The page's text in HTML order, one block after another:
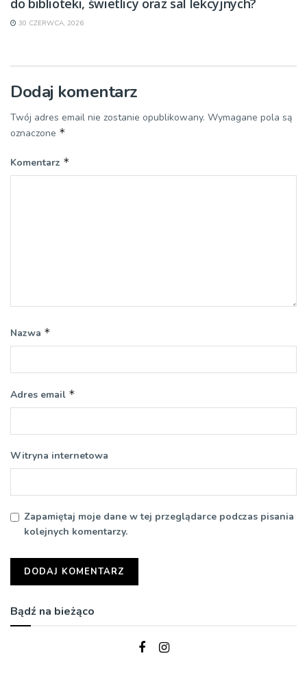
do biblioteki, świetlicy oraz sal lekcyjnych?
30 CZERWCA, 2026
Dodaj komentarz
Twój adres email nie zostanie opublikowany. Wymagane pola są
oznaczone *
Komentarz *
Nazwa *
Adres email *
Witryna internetowa
Zapamiętaj moje dane w tej przeglądarce podczas pisania
kolejnych komentarzy.
Bądź na bieżąco